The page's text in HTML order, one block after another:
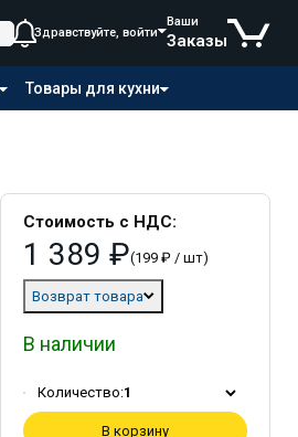
Здравствуйте, войти
Ваши
Заказы
Товары для кухни
Стоимость с НДС:
1 389 ₽(199 ₽ / шт)
Возврат товара
В наличии
Количество:1
В корзину